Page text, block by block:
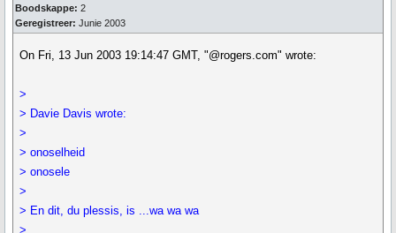
Boodskappe: 2
Geregistreer: Junie 2003
On Fri, 13 Jun 2003 19:14:47 GMT, "@rogers.com" wrote:
>
> Davie Davis wrote:
>
> onoselheid
> onosele
>
> En dit, du plessis, is ...wa wa wa
>